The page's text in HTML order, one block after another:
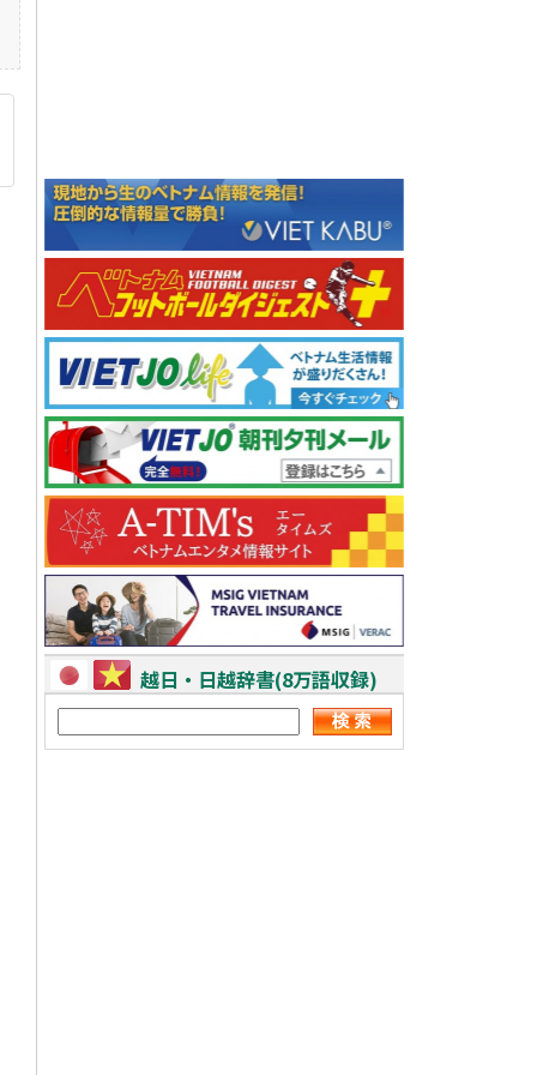
越日・日越辞書(8万語収録)